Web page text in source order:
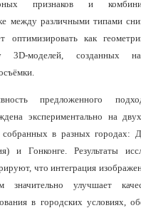
признаков и
между различными типами
оптимизировать как
3D-моделей, созданных
предложенного
экспериментально на
в разных городах:
и Гонконге. Результаты
что интеграция
значительно улучшает
в городских условиях,